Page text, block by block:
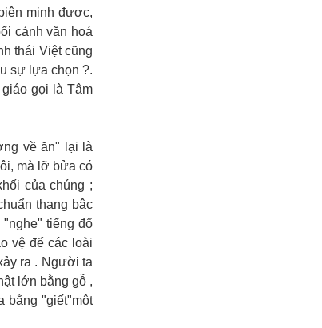
minh được,
cảnh văn hoá
thái Việt cũng
sự lựa chọn ?.
gọi là Tâm
về ăn" lại là
mà lỡ bửa có
của chúng ;
thang bậc
tiếng đổ
vệ để các loài
ra . Người ta
lớn bằng gỗ ,
bằng "giết"một